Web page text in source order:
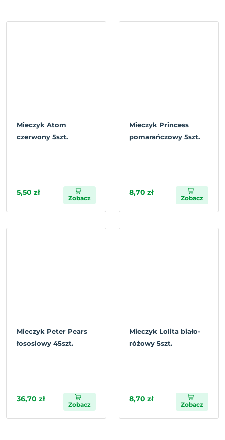
Mieczyk Atom
czerwony 5szt.
5,50 zł
Zobacz
Mieczyk Princess
pomarańczowy 5szt.
8,70 zł
Zobacz
Mieczyk Peter Pears
łososiowy 45szt.
36,70 zł
Zobacz
Mieczyk Lolita biało-
różowy 5szt.
8,70 zł
Zobacz